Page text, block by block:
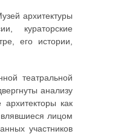
архитектуры
кураторские
его истории,
театральной
анализу
как
лицом
участников